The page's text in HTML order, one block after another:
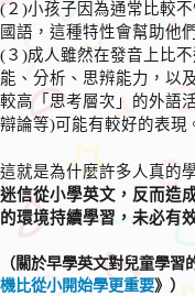
(２)小孩子因為通常比較
國語，這種特性會幫助他
(３)成人雖然在發音上比
能、分析、思辨能力，以
較高「思考層次」的外語
辯論等)可能有較好的表現
這就是為什麼許多人真的
迷信從小學英文，反而造
的環境持續學習，未必有
（關於早學英文對兒童學習
機比從小開始學更重要》）